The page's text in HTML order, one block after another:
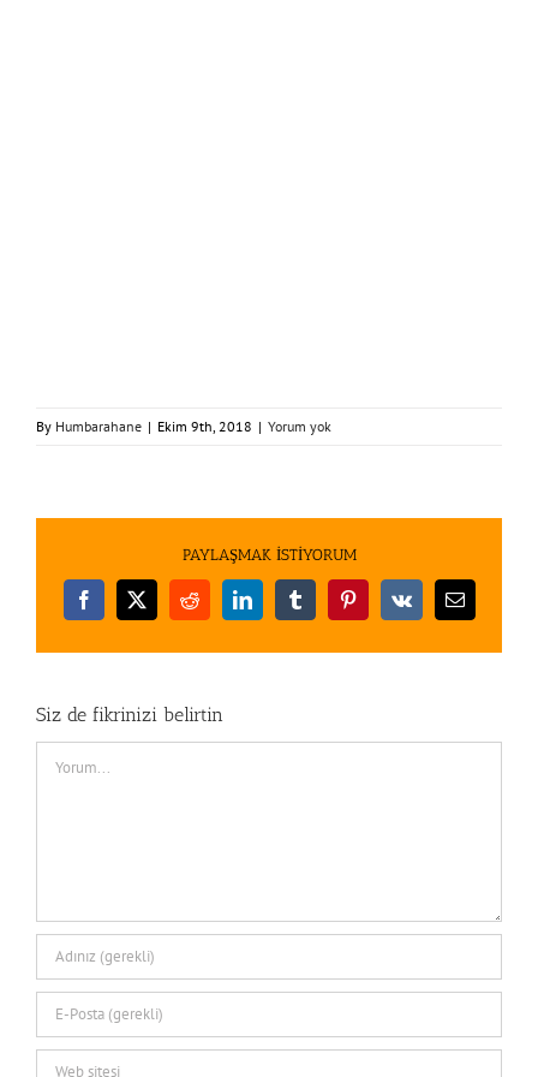
By Humbarahane | Ekim 9th, 2018 | Yorum yok
PAYLAŞMAK İSTİYORUM
Facebook
X RedditLinkedInTumblrPinterest
Vk
E-
Siz de fikrinizi belirtin